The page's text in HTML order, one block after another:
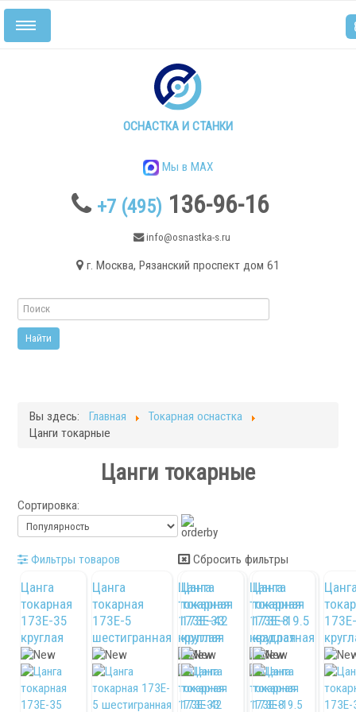
ОСНАСТКА И СТАНКИ
Мы в MAX
+7 (495) 136-96-16
info@osnastka-s.ru
г. Москва, Рязанский проспект дом 61
Включить/
выключить
Токарные станки
Плоскошлифовальные станки
Токарная оснастка
Вы здесь: Главная
Токарная оснастка
Цанги токарные
Цанги токарные
Сортировка:
Фильтры товаров Сбросить фильтры
Цанга
токарная
173E-35
круглая
Цанга
токарная
173E-5
шестигранная
Цанга
токарная
173E-33
круглая
Цанга
токарная
173E-8
квадратная
Цанга
токарная
173E-42
круглая
Цанга
токарная
173E-19.5
круглая